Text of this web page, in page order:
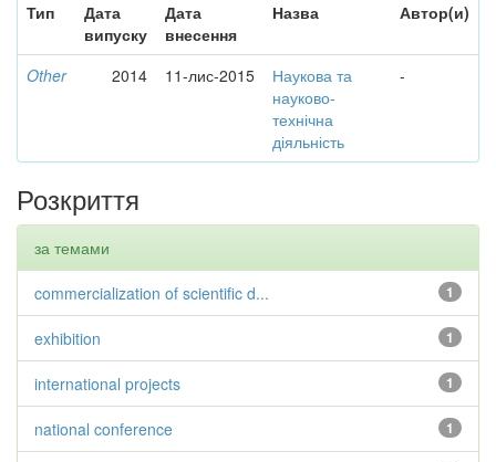
Тип
Дата
випуску
Дата
внесення
Назва Автор(и)
Other 2014 11-лис-2015
Наукова та
науково-
технічна
діяльність
-
Розкриття
за темами
1
commercialization of scientific d...
1
exhibition
1
international projects
1
national conference